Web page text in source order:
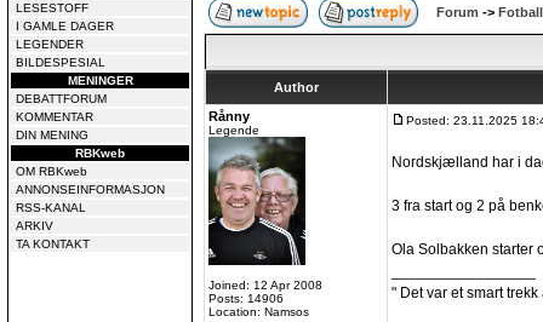
LESESTOFF
I GAMLE DAGER
LEGENDER
BILDESPESIAL
MENINGER
DEBATTFORUM
KOMMENTAR
DIN MENING
RBKweb
OM RBKweb
ANNONSEINFORMASJON
RSS-KANAL
ARKIV
TA KONTAKT
Forum ->
Author
Rånny
Legende
Joined: 12 Apr 2008
Posts: 14906
Location: Namsos
Posted: 23.11.2025
Nordskjælland har i
3 fra start og 2 på
Ola Solbakken starter
" Det var et smart